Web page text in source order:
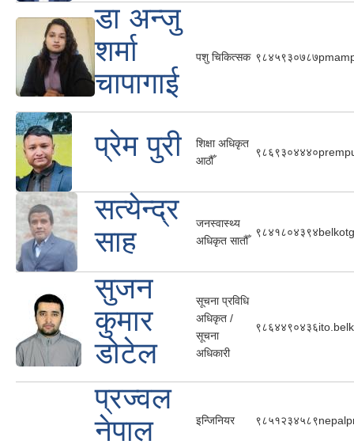
डा अन्जु
शर्मा
चापागाई
पशु चिकित्सक ९८४५९३०७८७
प्रेम पुरी
शिक्षा अधिकृत
आठौँ
९८६९३०४४४०
सत्येन्द्र
साह
जनस्वास्थ्य
अधिकृत सातौँ
९८४१८०४३९४
सुजन
कुमार
डोटेल
सूचना प्रविधि
अधिकृत /
सूचना
अधिकारी
९८६४४९०४३६
प्रज्वल
नेपाल
इन्जिनियर ९८५१२३४५८९